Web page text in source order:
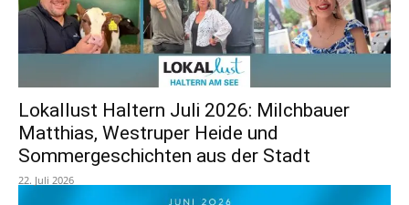
Lokallust Haltern Juli 2026: Milchbauer
Matthias, Westruper Heide und
Sommergeschichten aus der Stadt
22. Juli 2026